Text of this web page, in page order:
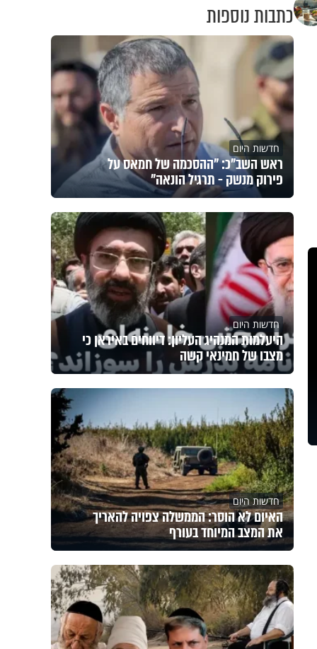
כתבות נוספות
חדשות היום
ראש השב"כ: "ההסכמה של חמאס על
פירוק מנשק - תרגיל הונאה"
חדשות היום
היעלמות המנהיג העליון: דיווחים באיראן כי
מצבו של חמינאי קשה
חדשות היום
האיום לא הוסר: הממשלה צפויה להאריך
את המצב המיוחד בעורף